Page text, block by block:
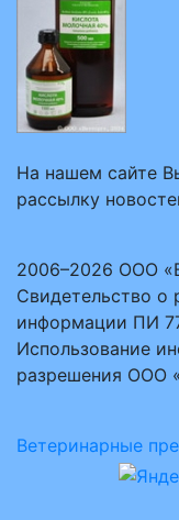
На нашем сайте
рассылку
2006–2026 ООО
Свидетельство о
информации ПИ
Использование
разрешения ООО
Ветеринарные